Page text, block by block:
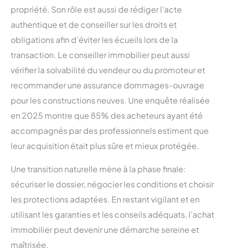
propriété. Son rôle est aussi de rédiger l’acte
authentique et de conseiller sur les droits et
obligations afin d’éviter les écueils lors de la
transaction. Le conseiller immobilier peut aussi
vérifier la solvabilité du vendeur ou du promoteur et
recommander une assurance dommages-ouvrage
pour les constructions neuves. Une enquête réalisée
en 2025 montre que 85% des acheteurs ayant été
accompagnés par des professionnels estiment que
leur acquisition était plus sûre et mieux protégée.
Une transition naturelle mène à la phase finale:
sécuriser le dossier, négocier les conditions et choisir
les protections adaptées. En restant vigilant et en
utilisant les garanties et les conseils adéquats, l’achat
immobilier peut devenir une démarche sereine et
maîtrisée.